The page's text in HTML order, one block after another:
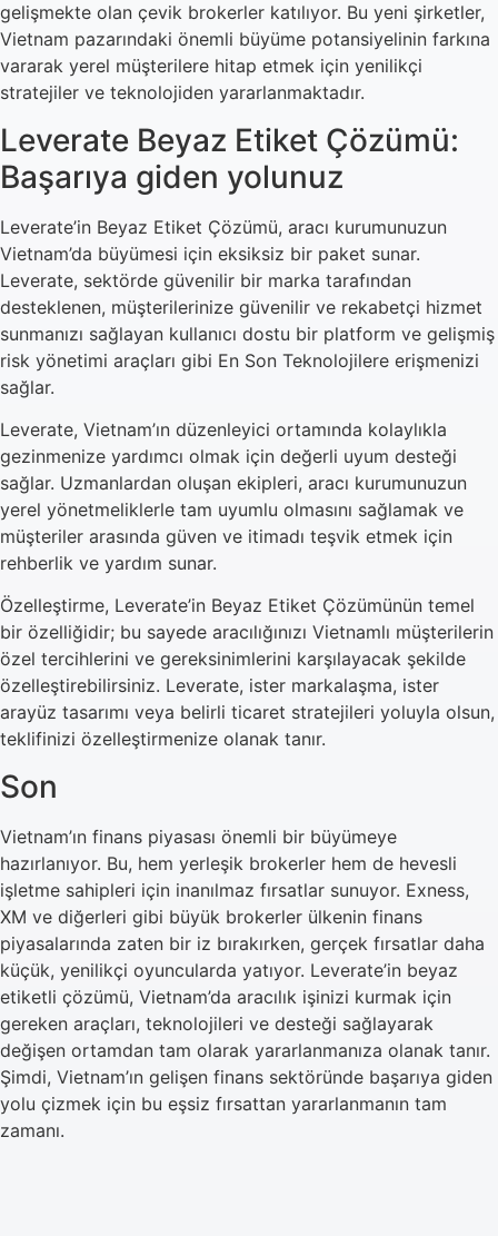
gelişmekte olan çevik brokerler katılıyor. Bu yeni şirketler,
Vietnam pazarındaki önemli büyüme potansiyelinin farkına
vararak yerel müşterilere hitap etmek için yenilikçi
stratejiler ve teknolojiden yararlanmaktadır.
Leverate Beyaz Etiket Çözümü:
Başarıya giden yolunuz
Leverate’in Beyaz Etiket Çözümü, aracı kurumunuzun
Vietnam’da büyümesi için eksiksiz bir paket sunar.
Leverate, sektörde güvenilir bir marka tarafından
desteklenen, müşterilerinize güvenilir ve rekabetçi hizmet
sunmanızı sağlayan kullanıcı dostu bir platform ve gelişmiş
risk yönetimi araçları gibi En Son Teknolojilere erişmenizi
sağlar.
Leverate, Vietnam’ın düzenleyici ortamında kolaylıkla
gezinmenize yardımcı olmak için değerli uyum desteği
sağlar. Uzmanlardan oluşan ekipleri, aracı kurumunuzun
yerel yönetmeliklerle tam uyumlu olmasını sağlamak ve
müşteriler arasında güven ve itimadı teşvik etmek için
rehberlik ve yardım sunar.
Özelleştirme, Leverate’in Beyaz Etiket Çözümünün temel
bir özelliğidir; bu sayede aracılığınızı Vietnamlı müşterilerin
özel tercihlerini ve gereksinimlerini karşılayacak şekilde
özelleştirebilirsiniz. Leverate, ister markalaşma, ister
arayüz tasarımı veya belirli ticaret stratejileri yoluyla olsun,
teklifinizi özelleştirmenize olanak tanır.
Son
Vietnam’ın finans piyasası önemli bir büyümeye
hazırlanıyor. Bu, hem yerleşik brokerler hem de hevesli
işletme sahipleri için inanılmaz fırsatlar sunuyor. Exness,
XM ve diğerleri gibi büyük brokerler ülkenin finans
piyasalarında zaten bir iz bırakırken, gerçek fırsatlar daha
küçük, yenilikçi oyuncularda yatıyor. Leverate’in beyaz
etiketli çözümü, Vietnam’da aracılık işinizi kurmak için
gereken araçları, teknolojileri ve desteği sağlayarak
değişen ortamdan tam olarak yararlanmanıza olanak tanır.
Şimdi, Vietnam’ın gelişen finans sektöründe başarıya giden
yolu çizmek için bu eşsiz fırsattan yararlanmanın tam
zamanı.